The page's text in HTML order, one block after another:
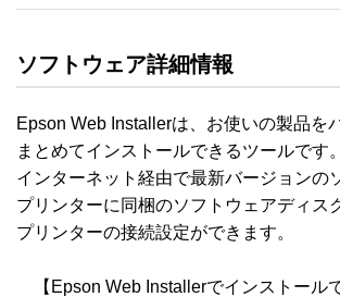
ソフトウェア詳細情報
Epson Web Installerは、お使いの製品を
まとめてインストールできるツールです。
インターネット経由で最新バージョン
プリンターに同梱のソフトウェアディ
プリンターの接続設定ができます。
【Epson Web Installerでインストール